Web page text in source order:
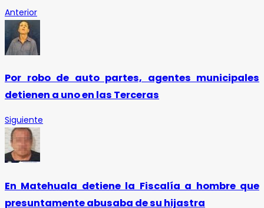
Anterior
Por robo de auto partes, agentes municipales
detienen a uno en las Terceras
Siguiente
En Matehuala detiene la Fiscalía a hombre que
presuntamente abusaba de su hijastra